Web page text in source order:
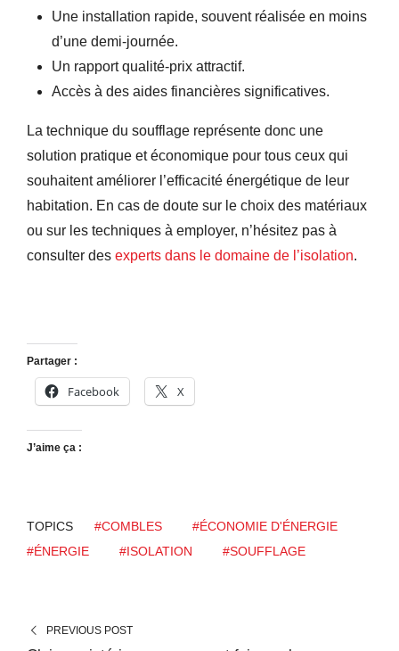
Une installation rapide, souvent réalisée en moins
d’une demi-journée.
Un rapport qualité-prix attractif.
Accès à des aides financières significatives.
La technique du soufflage représente donc une
solution pratique et économique pour tous ceux qui
souhaitent améliorer l’efficacité énergétique de leur
habitation. En cas de doute sur le choix des matériaux
ou sur les techniques à employer, n’hésitez pas à
consulter des experts dans le domaine de l’isolation.
Partager :
Facebook X
J’aime ça :
TOPICS #COMBLES
#ÉCONOMIE D'ÉNERGIE
#ÉNERGIE
#ISOLATION #SOUFFLAGE
PREVIOUS POST